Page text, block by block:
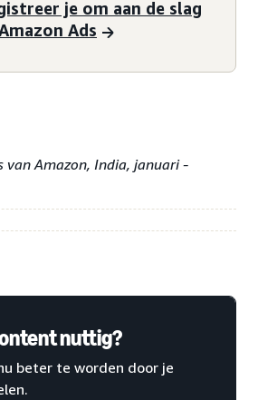
je om aan de slag
Ads
van Amazon, India, januari -
nuttig?
beter te worden door je